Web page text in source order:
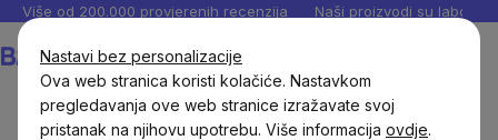
Nastavi bez personalizacije
Ova web stranica koristi kolačiće. Nastavkom
pregledavanja ove web stranice izražavate svoj
pristanak na njihovu upotrebu. Više informacija ovdje.
Preskoči
sadržaj
Više od 200.000 provjerenih recenzija Naši proizvodi su